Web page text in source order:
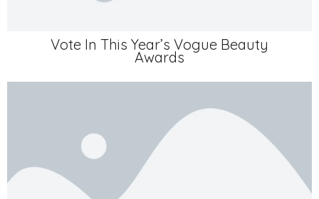
Vote In This Year’s Vogue Beauty
Awards